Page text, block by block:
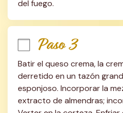
del fuego.
Paso 3
Batir el queso crema, la
derretido en un tazón
esponjoso. Incorporar la
extracto de almendras;